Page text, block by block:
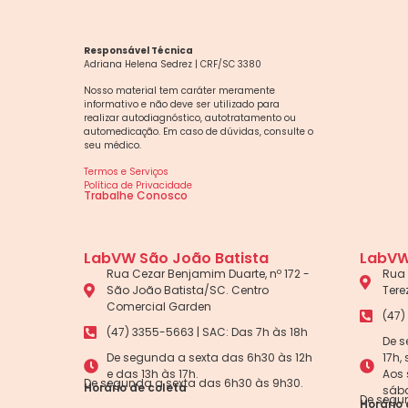
Responsável Técnica
Adriana Helena Sedrez | CRF/SC 3380
Nosso material tem caráter meramente
informativo e não deve ser utilizado para
realizar autodiagnóstico, autotratamento ou
automedicação. Em caso de dúvidas, consulte o
seu médico.
Termos e Serviços
Política de Privacidade
Trabalhe Conosco
LabVW São João Batista
Rua Cezar Benjamim Duarte, nº 172 -
São João Batista/SC. Centro
Comercial Garden
(47) 3355-5663 | SAC: Das 7h às 18h
De segunda a sexta das 6h30 às 12h
e das 13h às 17h.
Horário de coleta
De segunda a sexta das 6h30 às 9h30.
Rua
(47)
De
Aos
Horário
De